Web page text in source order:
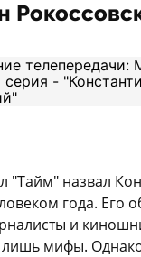
"Тайм" назвал
года. Его
и
лишь мифы.